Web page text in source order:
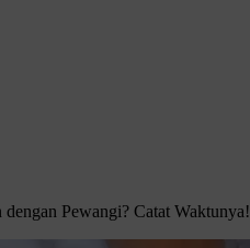
Pewangi? Catat Waktunya!